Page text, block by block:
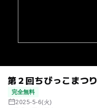
第２回ちびっこまつり
完全無料
2025-5-6(火)